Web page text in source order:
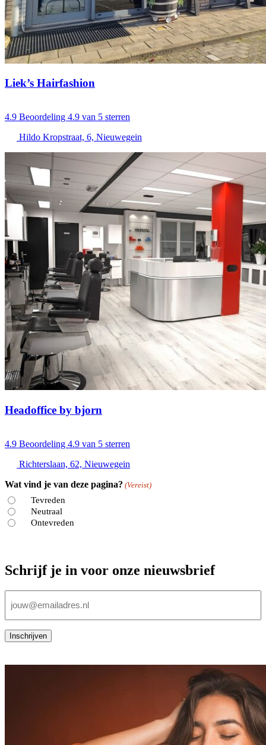
Liek’s Hairfashion
4.9 Beoordeling 4.9 van 5 sterren
Hildo Kropstraat, 6, Nieuwegein
Headoffice by bjorn
4.9 Beoordeling 4.9 van 5 sterren
Richterslaan, 62, Nieuwegein
Wat vind je van deze pagina? (Vereist)
Tevreden
Neutraal
Ontevreden
Schrijf je in voor onze nieuwsbrief
mailadres
Inschrijven